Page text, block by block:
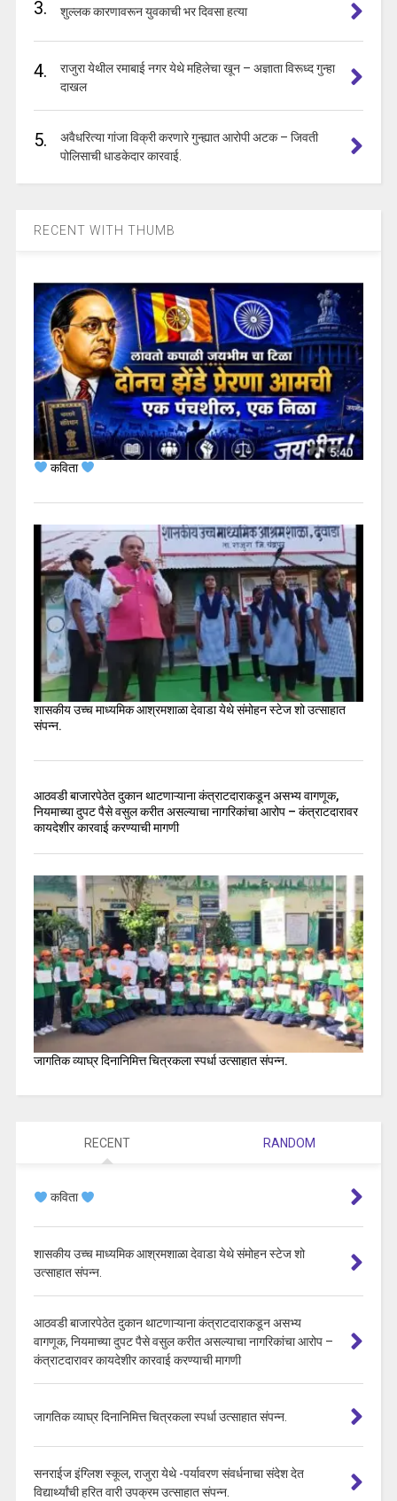
3. शुल्लक कारणावरून युवकाची भर दिवसा हत्या
4.
राजुरा येथील रमाबाई नगर येथे महिलेचा खून – अज्ञाता विरूध्द गुन्हा
दाखल
5.
अवैधरित्या गांजा विक्री करणारे गुन्ह्यात आरोपी अटक – जिवती
पोलिसाची धाडकेदार कारवाई.
RECENT WITH THUMB
कविता
शासकीय उच्च माध्यमिक आश्रमशाळा देवाडा येथे संमोहन स्टेज शो उत्साहात
संपन्न.
आठवडी बाजारपेठेत दुकान थाटणाऱ्याना कंत्राटदाराकडून असभ्य वागणूक,
नियमाच्या दुपट पैसे वसुल करीत असल्याचा नागरिकांचा आरोप – कंत्राटदारावर
कायदेशीर कारवाई करण्याची मागणी
जागतिक व्याघ्र दिनानिमित्त चित्रकला स्पर्धा उत्साहात संपन्न.
RECENT RANDOM
कविता
शासकीय उच्च माध्यमिक आश्रमशाळा देवाडा येथे संमोहन स्टेज शो
उत्साहात संपन्न.
आठवडी बाजारपेठेत दुकान थाटणाऱ्याना कंत्राटदाराकडून असभ्य
वागणूक, नियमाच्या दुपट पैसे वसुल करीत असल्याचा नागरिकांचा आरोप –
कंत्राटदारावर कायदेशीर कारवाई करण्याची मागणी
जागतिक व्याघ्र दिनानिमित्त चित्रकला स्पर्धा उत्साहात संपन्न.
सनराईज इंग्लिश स्कूल, राजुरा येथे -पर्यावरण संवर्धनाचा संदेश देत
विद्यार्थ्यांची हरित वारी उपक्रम उत्साहात संपन्न.